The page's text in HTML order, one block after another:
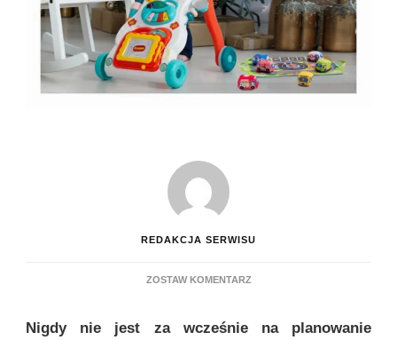
REDAKCJA SERWISU
ZOSTAW KOMENTARZDO
PREZENTY
Nigdy nie jest za wcześnie na planowanie